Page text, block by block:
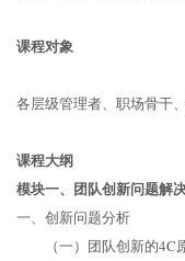
课程对象
各层级管理者、职场骨干
课程大纲
模块一、团队创新问题解
一、创新问题分析
（一）团队创新的4C